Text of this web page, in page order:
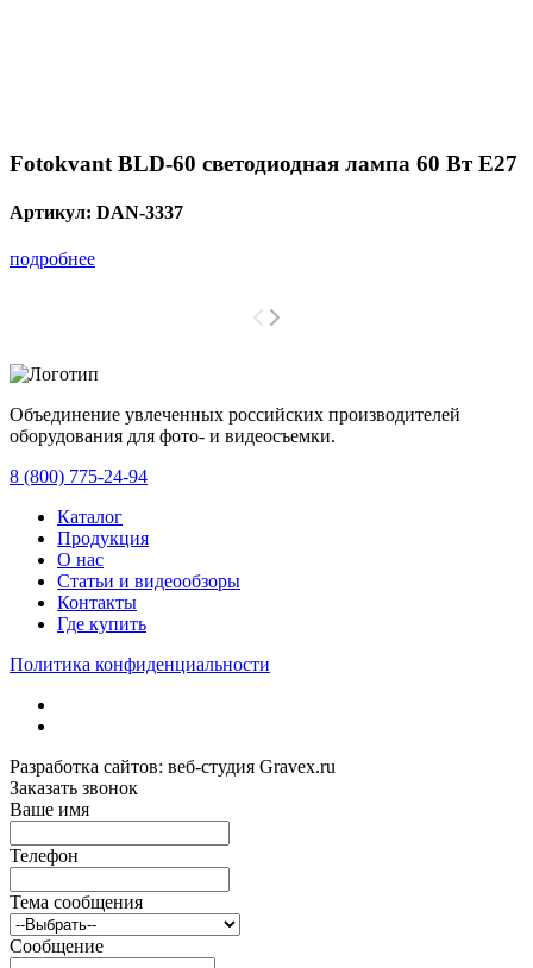
Fotokvant BLD-60 светодиодная лампа 60 Вт Е27
Артикул: DAN-3337
подробнее
Объединение увлеченных российских производителей
оборудования для фото- и видеосъемки.
8 (800) 775-24-94
Каталог
Продукция
О нас
Статьи и видеообзоры
Контакты
Где купить
Политика конфиденциальности
Разработка сайтов: веб-студия Gravex.ru
Заказать звонок
Ваше имя
Телефон
Тема сообщения
Сообщение